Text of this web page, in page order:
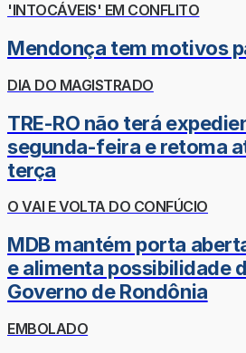
'INTOCÁVEIS' EM CONFLITO
Mendonça tem motivos
DIA DO MAGISTRADO
TRE-RO não terá
segunda-feira e retoma
terça
O VAI E VOLTA DO CONFÚCIO
MDB mantém porta
e alimenta possibilidade
Governo de Rondônia
EMBOLADO